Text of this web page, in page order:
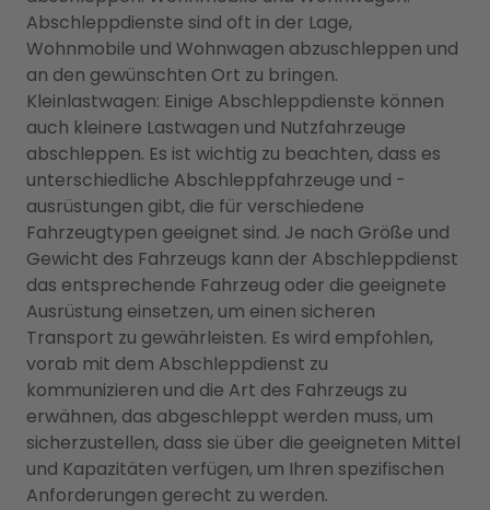
Abschleppdienste sind oft in der Lage,
Wohnmobile und Wohnwagen abzuschleppen und
an den gewünschten Ort zu bringen.
Kleinlastwagen: Einige Abschleppdienste können
auch kleinere Lastwagen und Nutzfahrzeuge
abschleppen. Es ist wichtig zu beachten, dass es
unterschiedliche Abschleppfahrzeuge und -
ausrüstungen gibt, die für verschiedene
Fahrzeugtypen geeignet sind. Je nach Größe und
Gewicht des Fahrzeugs kann der Abschleppdienst
das entsprechende Fahrzeug oder die geeignete
Ausrüstung einsetzen, um einen sicheren
Transport zu gewährleisten. Es wird empfohlen,
vorab mit dem Abschleppdienst zu
kommunizieren und die Art des Fahrzeugs zu
erwähnen, das abgeschleppt werden muss, um
sicherzustellen, dass sie über die geeigneten Mittel
und Kapazitäten verfügen, um Ihren spezifischen
Anforderungen gerecht zu werden.